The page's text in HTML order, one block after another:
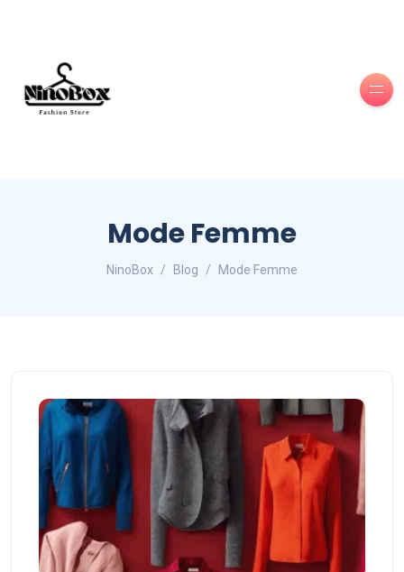
Mode Femme
NinoBox Blog Mode Femme